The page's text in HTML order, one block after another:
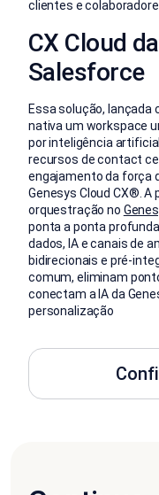
clientes e
CX Cloud
Salesforce
Essa solução,
nativa um workspace
por inteligência
recursos de contact
engajamento da força
Genesys Cloud CX®.
orquestração no
ponta a ponta
dados, IA e canais de
bidirecionais e pré-
comum, eliminam
conectam a IA da
personalização